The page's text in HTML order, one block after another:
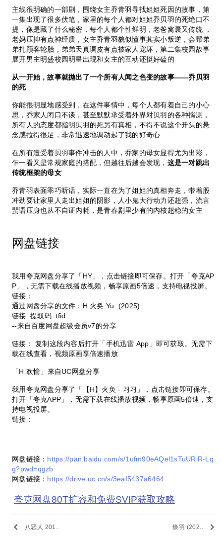
主线很明确的一部剧，围绕女主乔青羽寻找姐姐死因的故事，第
一集出现了很多伏笔，家里的每个人都对姐姐乔贝羽的死绝口不
提，像是藏了什么秘密，每个人都个性鲜明，老爸窝囊又传统 ，
老妈压抑有点神经质，女主乔青羽貌似懂事其实小叛逆，会帮弟
弟扎顾客轮胎，弟弟天真调皮有点被家人宠坏，第二集校园故事
展开男主明盛校园明星出现和女主的互动还挺好磕的
从一开始，故事就抛出了一个所有人闻之色变的故事——乔贝羽
的死
你能很明显地感受到，在这件事情中，每个人都有着自己的小心
思，乔家人闭口不谈，甚至默默承受着外界对贝羽的各种揣测，
所有人的态度都指明贝羽的死另有真相，不得不说这个开头的悬
念感拉得很足，非常迅速地调动起了我的好奇心
在所有遭受着贝羽事件冲击的人中，乔家的母女显得尤为出彩，
乍一看又是常规家庭的搭配，但越往后越会发现， 这是一对跳出
传统框架的母女
乔青羽表面乖巧听话，实际一直在为了姐姐的真相奔走，带着股
冲劲要让家里人走出姐姐的阴影，人小鬼大行动力还超强，流言
蜚语压身也从不自证内耗，是青春剧里少有的内核超稳的女主
网盘链接
我用夸克网盘分享了「HY」，点击链接即可保存。打开「夸克AP
P」，无需下载在线播放视频，畅享原画5倍速，支持电视投屏。
链接：
通过网盘分享的文件：H 火奂.Yu. (2025)
链接: 提取码: tfid
--来自百度网盘超级会员v7的分享
链接： 复制这段内容后打开「手机迅雷 App」即可获取。无需下
载在线查看，视频原画享倍速播放
「H 欢愉」来自UC网盘分享
我用夸克网盘分享了「【H】火奂 - 习习」，点击链接即可保存。
打开「夸克APP」，无需下载在线播放视频，畅享原画5倍速，支
持电视投屏。
链接：
网盘链接： https://pan.baidu.com/s/1ufm90eAQel1sTuURiR-Lq
g?pwd=qgzb
网盘链接： https://drive.uc.cn/s/3eaf5437a6464
夸克网盘80T扩容和免费SVIP获取攻略
keyboard_arrow_left 八恶人 201.. 焕羽 (202.. keyboard_arrow_right